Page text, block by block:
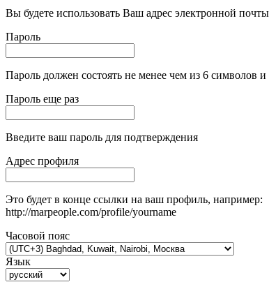
Вы будете использовать Ваш адрес электронной
Пароль
Пароль должен состоять не менее чем из 6 символов
Пароль еще раз
Введите ваш пароль для подтверждения
Адрес профиля
Это будет в конце ссылки на ваш профиль, например:
http://marpeople.com/profile/yourname
Часовой пояс
Язык